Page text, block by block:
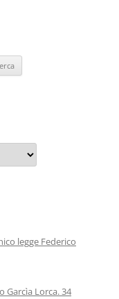
legge Federico
Garcìa Lorca. 34